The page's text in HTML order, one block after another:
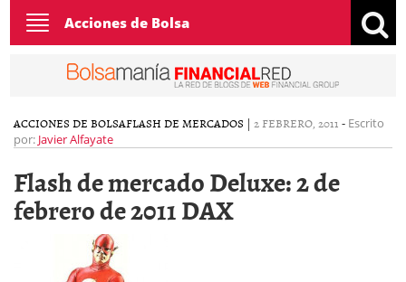
Toggle
navigation
Acciones de Bolsa
ACCIONES DE BOLSAFLASH DE MERCADOS | 2 FEBRERO, 2011 - Escrito
por: Javier Alfayate
Flash de mercado Deluxe: 2 de
febrero de 2011 DAX